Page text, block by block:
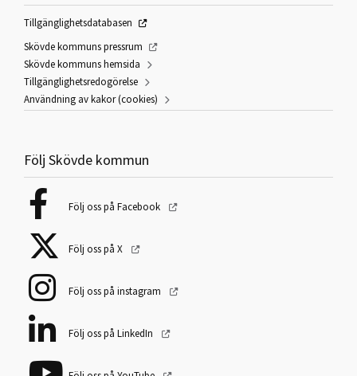
Tillgänglighetsdatabasen
Skövde kommuns pressrum
Skövde kommuns hemsida
Tillgänglighetsredogörelse
Användning av kakor (cookies)
Följ Skövde kommun
Följ oss på Facebook
Följ oss på X
Följ oss på instagram
Följ oss på LinkedIn